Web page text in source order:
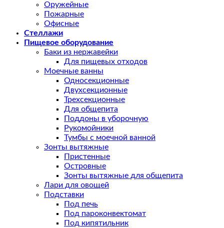
Оружейные
Пожарные
Офисные
Стеллажи
Пищевое оборудование
Баки из нержавейки
Для пищевых отходов
Моечные ванны
Односекционные
Двухсекционные
Трехсекционные
Для общепита
Поддоны в уборочную
Рукомойники
Тумбы с моечной ванной
Зонты вытяжные
Пристенные
Островные
Зонты вытяжные для общепита
Лари для овощей
Подставки
Под печь
Под пароконвектомат
Под кипятильник